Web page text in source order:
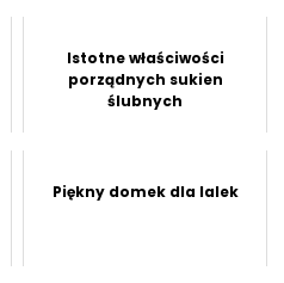
Istotne właściwości
porządnych sukien
ślubnych
Piękny domek dla lalek